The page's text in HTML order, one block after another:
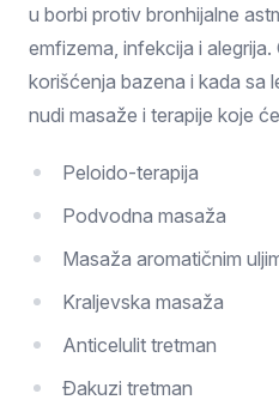
u borbi protiv bronhijalne
emfizema, infekcija i
korišćenja bazena i kada sa
nudi masaže i terapije koje
Peloido-terapija
Podvodna masaža
Masaža aromatičnim
Kraljevska masaža
Anticelulit tretman
Đakuzi tretman